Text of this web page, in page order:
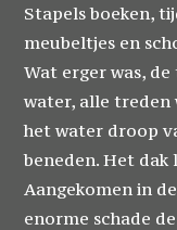
Stapels boeken,
meubeltjes en
Wat erger was,
water, alle treden
het water droop
beneden. Het dak
Aangekomen in
enorme schade